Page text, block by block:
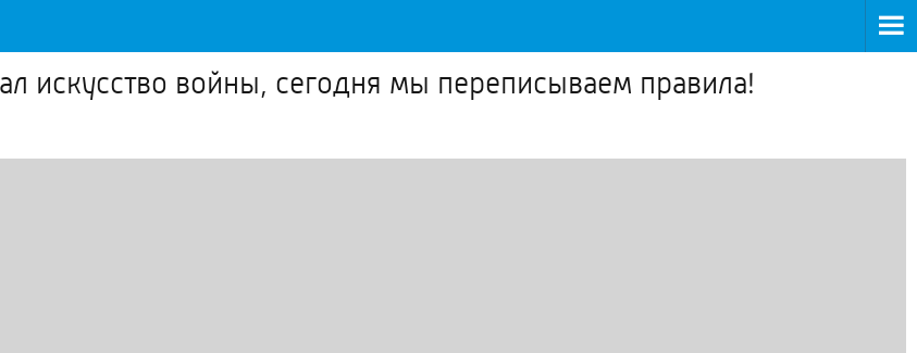
искусство войны, сегодня мы переписываем правила!